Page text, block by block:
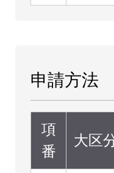
申請方法
項
番
大区